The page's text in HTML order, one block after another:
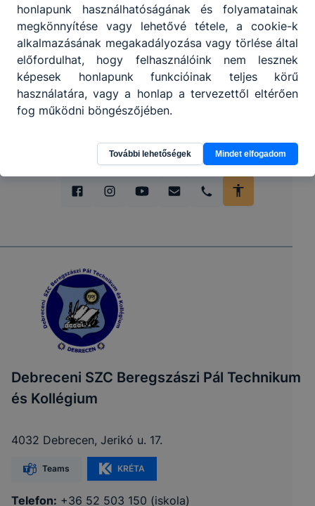
Debreceni SZC Beregszászi Pál Technikum
és Kollégium
4032 Debrecen, Jerikó u. 17.
Teams KRÉTA
Telefon: +36 52 503 150 (iskola)
honlapunk használhatóságának és folyamatainak
megkönnyítése vagy lehetővé tétele, a cookie-k
alkalmazásának megakadályozása vagy törlése által
előfordulhat, hogy felhasználóink nem lesznek
képesek honlapunk funkcióinak teljes körű
használatára, vagy a honlap a tervezettől eltérően
fog működni böngészőjében.
További lehetőségek Mindet elfogadom